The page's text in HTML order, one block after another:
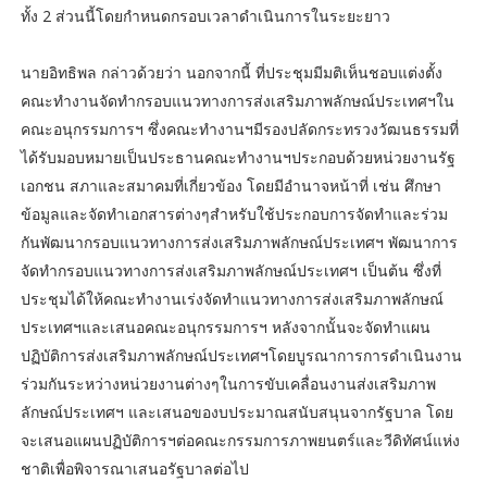
ทั้ง 2 ส่วนนี้โดยกำหนดกรอบเวลาดำเนินการในระยะยาว
นายอิทธิพล กล่าวด้วยว่า นอกจากนี้ ที่ประชุมมีมติเห็นชอบแต่งตั้ง
คณะทำงานจัดทำกรอบแนวทางการส่งเสริมภาพลักษณ์ประเทศฯใน
คณะอนุกรรมการฯ ซึ่งคณะทำงานฯมีรองปลัดกระทรวงวัฒนธรรมที่
ได้รับมอบหมายเป็นประธานคณะทำงานฯประกอบด้วยหน่วยงานรัฐ
เอกชน สภาและสมาคมที่เกี่ยวข้อง โดยมีอำนาจหน้าที่ เช่น ศึกษา
ข้อมูลและจัดทำเอกสารต่างๆสำหรับใช้ประกอบการจัดทำและร่วม
กันพัฒนากรอบแนวทางการส่งเสริมภาพลักษณ์ประเทศฯ พัฒนาการ
จัดทำกรอบแนวทางการส่งเสริมภาพลักษณ์ประเทศฯ เป็นต้น ซึ่งที่
ประชุมได้ให้คณะทำงานเร่งจัดทำแนวทางการส่งเสริมภาพลักษณ์
ประเทศฯและเสนอคณะอนุกรรมการฯ หลังจากนั้นจะจัดทำแผน
ปฏิบัติการส่งเสริมภาพลักษณ์ประเทศฯโดยบูรณาการการดำเนินงาน
ร่วมกันระหว่างหน่วยงานต่างๆในการขับเคลื่อนงานส่งเสริมภาพ
ลักษณ์ประเทศฯ และเสนอของบประมาณสนับสนุนจากรัฐบาล โดย
จะเสนอแผนปฏิบัติการฯต่อคณะกรรมการภาพยนตร์และวีดิทัศน์แห่ง
ชาติเพื่อพิจารณาเสนอรัฐบาลต่อไป